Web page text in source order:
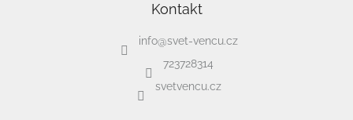
Kontakt
info@svet-vencu.cz
723728314
svetvencu.cz